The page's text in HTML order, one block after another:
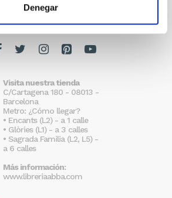
Denegar
Visita nuestra tienda
C/Cartagena 180 - 08013 -
Barcelona
Metro: ¿Cómo llegar?
• Encants (L2) - a 1 calle
• Glòries (L1) - a 3 calles
• Sagrada Familia (L2, L5) -
a 6 calles
Más información:
www.libreriaabba.com